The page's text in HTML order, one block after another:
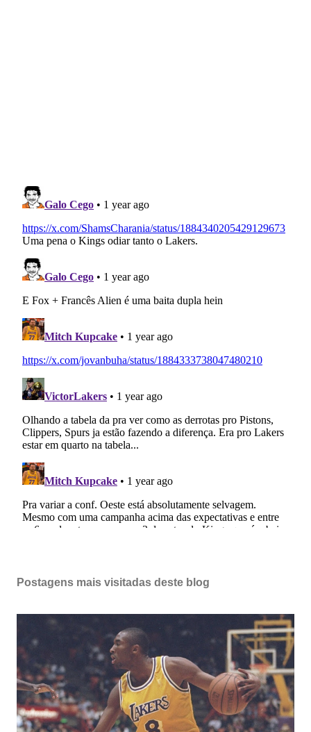
Postagens mais visitadas deste blog